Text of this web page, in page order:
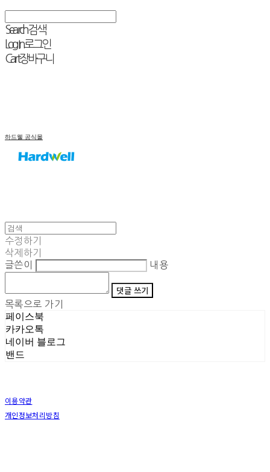
Search검색
Log In로그인
Cart장바구니
하드웰 공식몰
수정하기
삭제하기
글쓴이
내용
댓글 쓰기
목록으로 가기
페이스북
카카오톡
네이버 블로그
밴드
이용약관
개인정보처리방침